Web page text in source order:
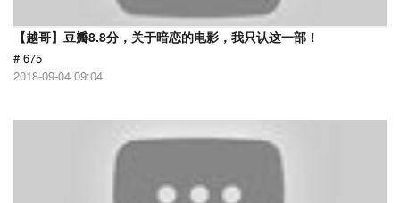
【越哥】豆瓣8.8分，关于暗恋的电影，我只认这一部！
# 675
2018-09-04 09:04